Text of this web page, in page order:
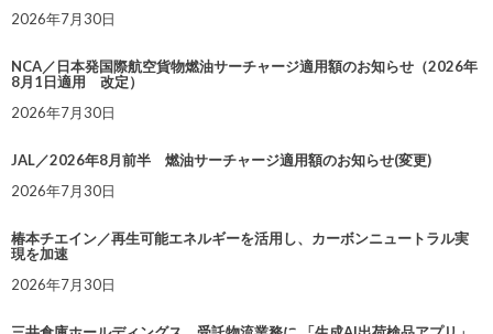
2026年7月30日
NCA／日本発国際航空貨物燃油サーチャージ適用額のお知らせ（2026年
8月1日適用 改定）
2026年7月30日
JAL／2026年8月前半 燃油サーチャージ適用額のお知らせ(変更)
2026年7月30日
椿本チエイン／再生可能エネルギーを活用し、カーボンニュートラル実
現を加速
2026年7月30日